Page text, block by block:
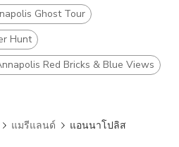
Ghost Tour
Hunt
Red Bricks & Blue Views
แมรีแลนด์ แอนนาโปลิส